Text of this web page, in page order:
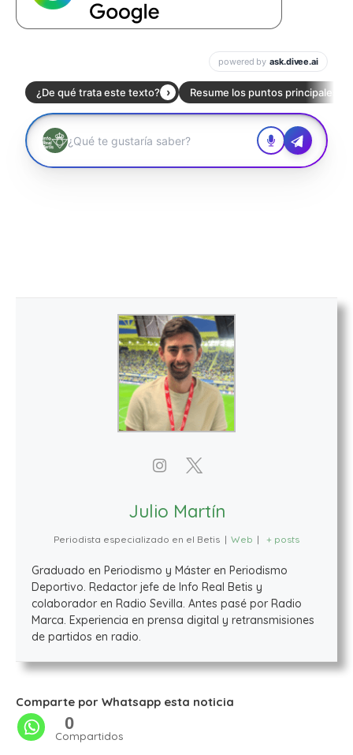
Julio Martín
Periodista especializado en el Betis | Web | + posts
Graduado en Periodismo y Máster en Periodismo
Deportivo. Redactor jefe de Info Real Betis y
colaborador en Radio Sevilla. Antes pasé por Radio
Marca. Experiencia en prensa digital y retransmisiones
de partidos en radio.
Comparte por Whatsapp esta noticia
0
Compartidos